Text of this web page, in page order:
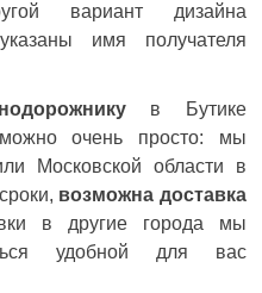
вариант дизайна
имя получателя
в Бутике
очень просто: мы
Московской области в
возможна доставка
в другие города мы
удобной для вас